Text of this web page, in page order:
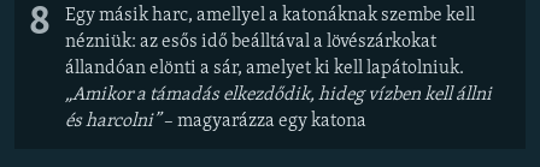
8
Egy másik harc, amellyel a katonáknak szembe kell
nézniük: az esős idő beálltával a lövészárkokat
állandóan elönti a sár, amelyet ki kell lapátolniuk.
„Amikor a támadás elkezdődik, hideg vízben kell állni
és harcolni”– magyarázza egy katona